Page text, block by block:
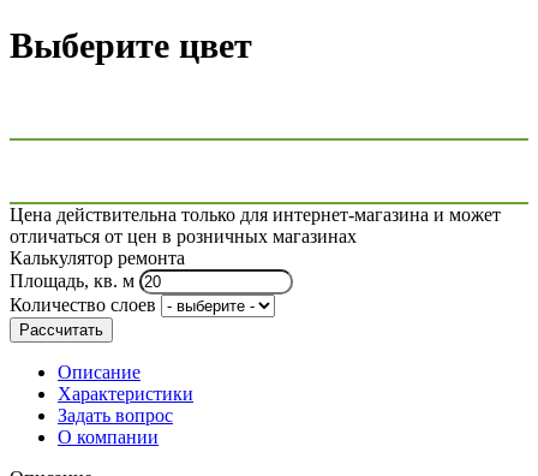
Выберите цвет
Цена действительна только для интернет-магазина и может
отличаться от цен в розничных магазинах
Калькулятор ремонта
Площадь, кв. м
Количество слоев
Рассчитать
Описание
Характеристики
Задать вопрос
О компании